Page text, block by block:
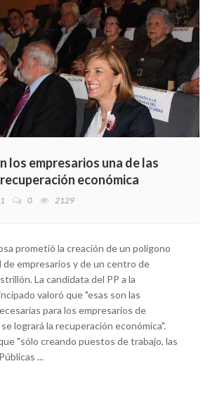
los empresarios una de las
económica
0 2129
prometió la creación de un polígono
empresarios y de un centro de
La candidata del PP a la
valoró que "esas son las
para los empresarios de
logrará la recuperación económica".
"sólo creando puestos de trabajo, las
...